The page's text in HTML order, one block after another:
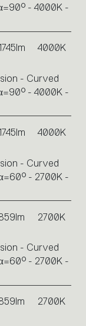
- 4000K -
4000K
- Curved
- 4000K -
4000K
- Curved
- 2700K -
2700K
- Curved
- 2700K -
2700K